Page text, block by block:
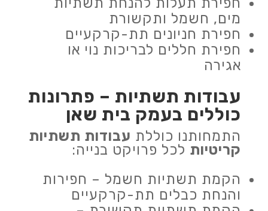
מים, חשמל ותקשורת
חפירת חניונים תת-קרקעיים
חפירת חללים לבריכות נוי או
אגירה
עבודות תשתיות – פתרונות
כוללים בעמק בית שאן
התמחותנו כוללת עבודות תשתיות
קריטיות לכל פרויקט בנייה:
הקמת תשתיות חשמל – חפירות
והנחת כבלים תת-קרקעיים